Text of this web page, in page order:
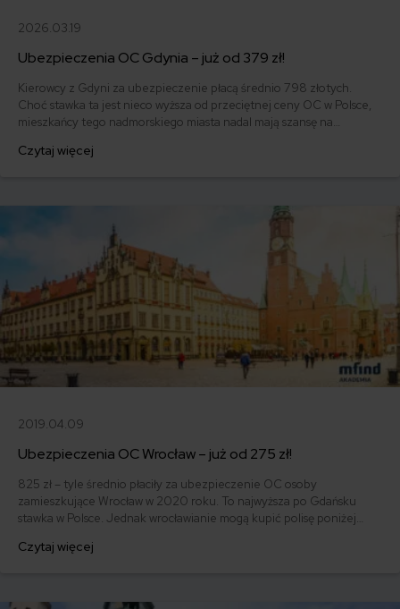
2026.03.19
Ubezpieczenia OC Gdynia – już od 379 zł!
Kierowcy z Gdyni za ubezpieczenie płacą średnio 798 złotych.
Choć stawka ta jest nieco wyższa od przeciętnej ceny OC w Polsce,
mieszkańcy tego nadmorskiego miasta nadal mają szansę na
wynika, że najtańsze ubezpieczenie OC przypadło 52-letniemu
Czytaj więcej
2019.04.09
Ubezpieczenia OC Wrocław – już od 275 zł!
825 zł – tyle średnio płaciły za ubezpieczenie OC osoby
zamieszkujące Wrocław w 2020 roku. To najwyższa po Gdańsku
stawka w Polsce. Jednak wrocławianie mogą kupić polisę poniżej
1991 roku. Ubezpieczenie auta wyniosło go 275 złotych.
Czytaj więcej